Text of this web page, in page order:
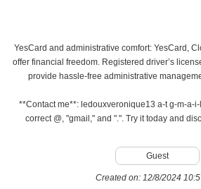
YesCard and administrative comfort: YesCard,
offer financial freedom. Registered driver’s
provide hassle-free administrative
**Contact me**: ledouxveronique13 a-t g-m-a-
correct @, "gmail," and ".". Try it today and
Guest
Created on: 12/8/2024